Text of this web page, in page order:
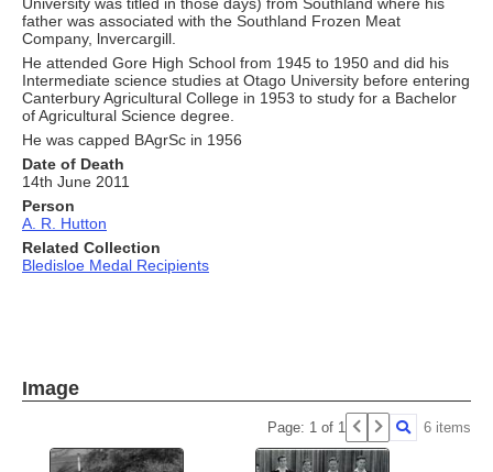
father was associated with the Southland Frozen Meat
Company, lnvercargill.
He attended Gore High School from 1945 to 1950 and did his
Intermediate science studies at Otago University before entering
Canterbury Agricultural College in 1953 to study for a Bachelor
of Agricultural Science degree.
He was capped BAgrSc in 1956
Date of Death
14th June 2011
Person
A. R. Hutton
Related Collection
Bledisloe Medal Recipients
Image
Page: 1 of 1 6 items